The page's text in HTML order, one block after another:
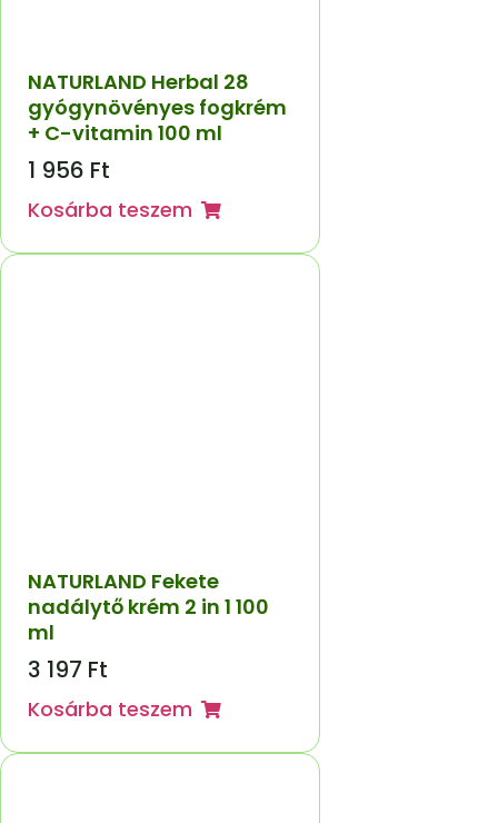
NATURLAND Herbal 28
gyógynövényes fogkrém
+ C-vitamin 100 ml
1 956 Ft
Kosárba teszem
NATURLAND Fekete
nadálytő krém 2 in 1 100
ml
3 197 Ft
Kosárba teszem